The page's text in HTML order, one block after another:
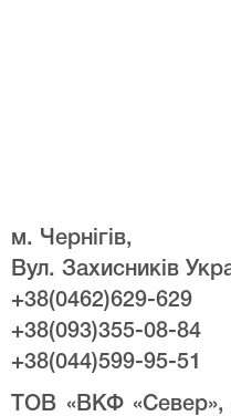
м. Чернігів,
Вул. Захисників
+38(0462)629-629
+38(093)355-08-84
+38(044)599-95-51
ТОВ «ВКФ